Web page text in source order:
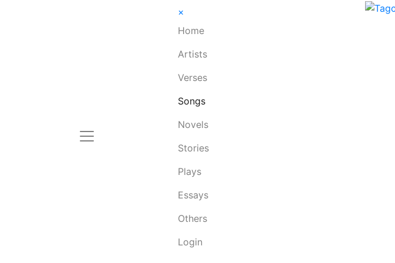
×
Home
Artists
Verses
Songs
Novels
Stories
Plays
Essays
Others
Login